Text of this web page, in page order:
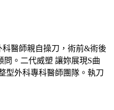
醫師親自操刀，術前&術後
。二代威塑 讓妳展現S曲
型外科專科醫師團隊。執刀